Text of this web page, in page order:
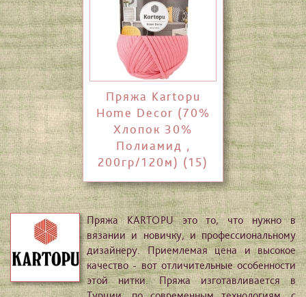
Пряжа Kartopu
Home Decor (70%
Xлопок 30%
Полиамид ,
200гр/120м) (15)
Пряжа KARTOPU это то, что нужно в
вязании и новичку, и профессиональному
дизайнеру. Приемлемая цена и высокое
качество - вот отличительные особенности
этой нитки. Пряжа изготавливается в